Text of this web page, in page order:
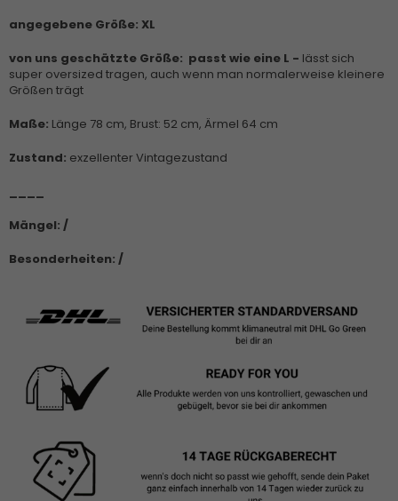
angegebene Größe: XL
von uns geschätzte Größe: passt wie eine L - lässt sich
super oversized tragen, auch wenn man normalerweise kleinere
Größen trägt
Maße: Länge 78 cm, Brust: 52 cm, Ärmel 64 cm
Zustand: exzellenter Vintagezustand
Mängel: /
Besonderheiten: /